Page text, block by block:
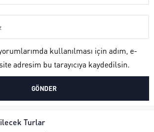
kullanılması için adım, e-
adresim bu tarayıcıya kaydedilsin.
Turlar